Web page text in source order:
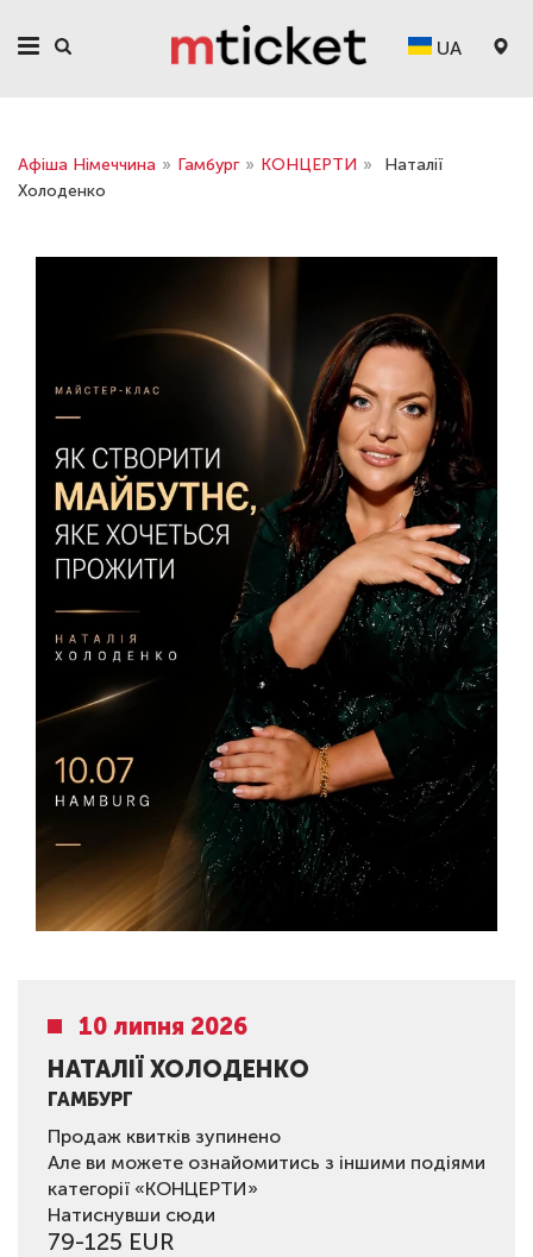
UA
Афіша Німеччина » Гамбург » КОНЦЕРТИ »
Наталії
Холоденко
10 липня 2026
НАТАЛІЇ ХОЛОДЕНКО
ГАМБУРГ
Продаж квитків зупинено
Але ви можете ознайомитись з іншими подіями
категорії «КОНЦЕРТИ»
Натиснувши сюди
79-125 EUR